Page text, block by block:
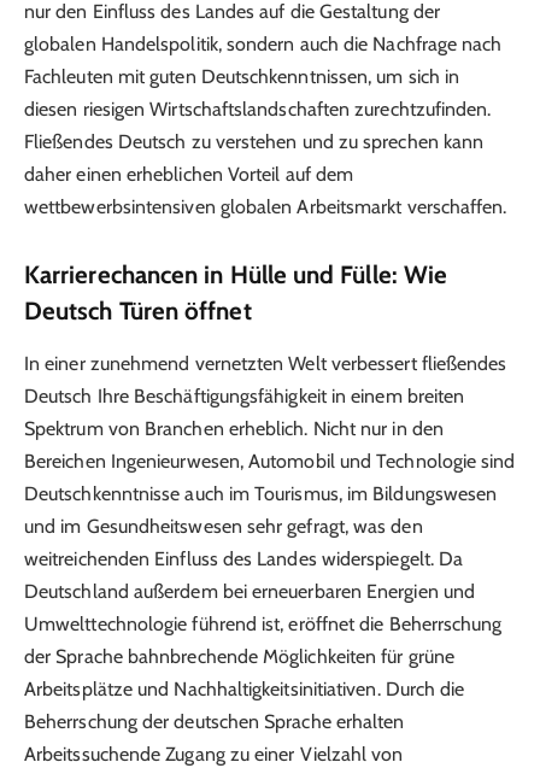
nur den Einfluss des Landes auf die Gestaltung der
globalen Handelspolitik, sondern auch die Nachfrage nach
Fachleuten mit guten Deutschkenntnissen, um sich in
diesen riesigen Wirtschaftslandschaften zurechtzufinden.
Fließendes Deutsch zu verstehen und zu sprechen kann
daher einen erheblichen Vorteil auf dem
wettbewerbsintensiven globalen Arbeitsmarkt verschaffen.
Karrierechancen in Hülle und Fülle: Wie
Deutsch Türen öffnet
In einer zunehmend vernetzten Welt verbessert fließendes
Deutsch Ihre Beschäftigungsfähigkeit in einem breiten
Spektrum von Branchen erheblich. Nicht nur in den
Bereichen Ingenieurwesen, Automobil und Technologie sind
Deutschkenntnisse auch im Tourismus, im Bildungswesen
und im Gesundheitswesen sehr gefragt, was den
weitreichenden Einfluss des Landes widerspiegelt. Da
Deutschland außerdem bei erneuerbaren Energien und
Umwelttechnologie führend ist, eröffnet die Beherrschung
der Sprache bahnbrechende Möglichkeiten für grüne
Arbeitsplätze und Nachhaltigkeitsinitiativen. Durch die
Beherrschung der deutschen Sprache erhalten
Arbeitssuchende Zugang zu einer Vielzahl von